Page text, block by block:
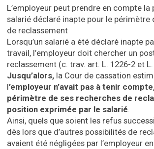
L’employeur peut prendre en compte la
salarié déclaré inapte pour le périmètre
de reclassement
Lorsqu’un salarié a été déclaré inapte
travail, l’employeur doit chercher un
reclassement (c. trav. art. L. 1226-2 et
Jusqu’alors, la Cour de cassation
l’employeur n’avait pas à tenir
périmètre de ses recherches de
position exprimée par le salarié.
Ainsi, quels que soient les refus
dès lors que d’autres possibilités de
avaient été négligées par l’employeur